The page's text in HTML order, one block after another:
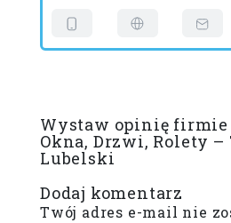
Wystaw opinię firmie
Okna, Drzwi, Rolety –
Lubelski
Dodaj komentarz
Twój adres e-mail nie